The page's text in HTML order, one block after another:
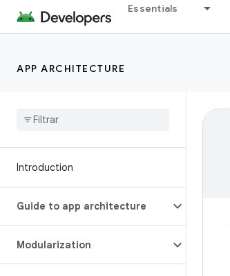
Essentials
APP ARCHITECTURE
Introduction
Guide to app architecture
Modularization